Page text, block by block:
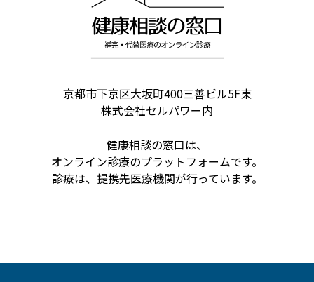
京都市下京区大坂町400三善ビル5F東
株式会社セルパワー内
健康相談の窓口は、
オンライン診療のプラットフォームです。
診療は、提携先医療機関が行っています。